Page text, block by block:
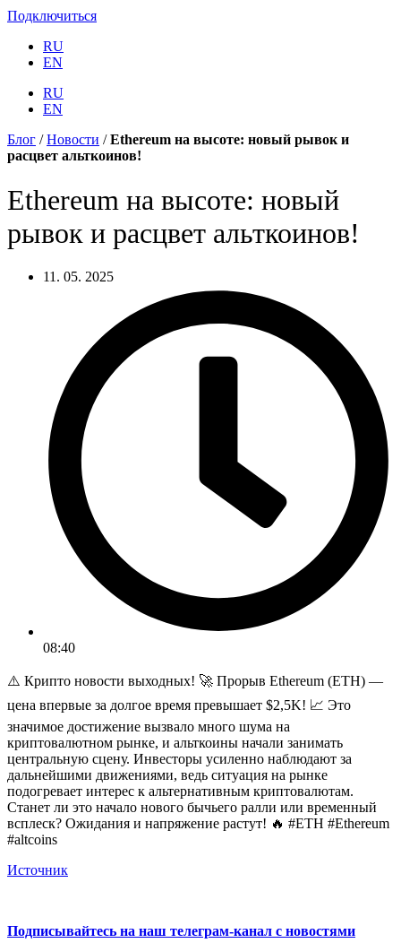
Подключиться
RU
EN
RU
EN
Блог /Новости /Ethereum на высоте: новый рывок и
расцвет альткоинов!
Ethereum на высоте: новый
рывок и расцвет альткоинов!
11. 05. 2025
08:40
⚠️ Крипто новости выходных! 🚀 Прорыв Ethereum (ETH) —
цена впервые за долгое время превышает $2,5K! 📈 Это
значимое достижение вызвало много шума на
криптовалютном рынке, и альткоины начали занимать
центральную сцену. Инвесторы усиленно наблюдают за
дальнейшими движениями, ведь ситуация на рынке
подогревает интерес к альтернативным криптовалютам.
Станет ли это начало нового бычьего ралли или временный
всплеск? Ожидания и напряжение растут! 🔥 #ETH #Ethereum
#altcoins
Источник
Подписывайтесь на наш телеграм-канал с новостями